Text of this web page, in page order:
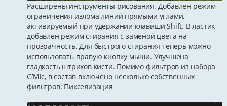
Расширены инструменты рисования. Добавлен режим
ограничения излома линий прямыми углами,
активируемый при удержании клавиши Shift. В ластик
добавлен режим стирания с заменой цвета на
прозрачность. Для быстрого стирания теперь можно
использовать правую кнопку мыши. Улучшена
гладкость штрихов кисти. Помимо фильтров из набора
G’Mic, в состав включено несколько собственных
фильтров: Пикселизация